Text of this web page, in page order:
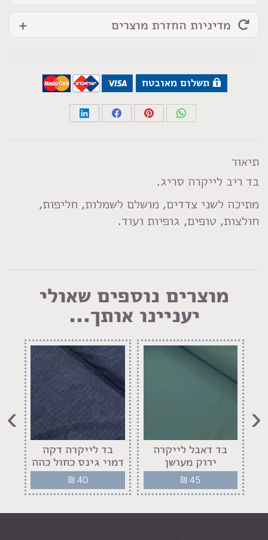
מדיניות החזרת מוצרים
תשלום מאובטח
Share
Share
Share
Share
תיאור
בד ריב לייקרה סריג.
מתיכה לשני צדדים, מושלם לשמלות, חליפות,
חולצות, טופים, גופיות ועוד.
מוצרים נוספים שאולי
יעניינו אותך...
בד דאבל לייקרה
ירוק מעושן
₪ 45
בד לייקרה דקה
דמוי גינס כחול כהה
₪ 40
‹
›